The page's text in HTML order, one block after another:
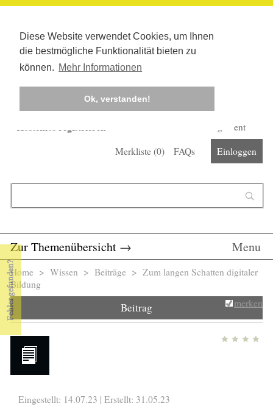
Diese Website verwendet Cookies, um Ihnen
die bestmögliche Funktionalität bieten zu
können. Mehr Informationen
Ok, verstanden!
Kostenlos registrieren
Corona-Management
Merkliste (0) FAQs Einloggen
Zur Themenübersicht → Menu
Sie sind hier
Home > Wissen > Beiträge > Zum langen Schatten digitaler
Bildung
Beitrag merken
Eingestellt: 14.07.23 | Erstellt: 31.05.23